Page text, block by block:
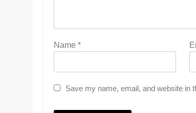
Name *
Save my name, email, and website in